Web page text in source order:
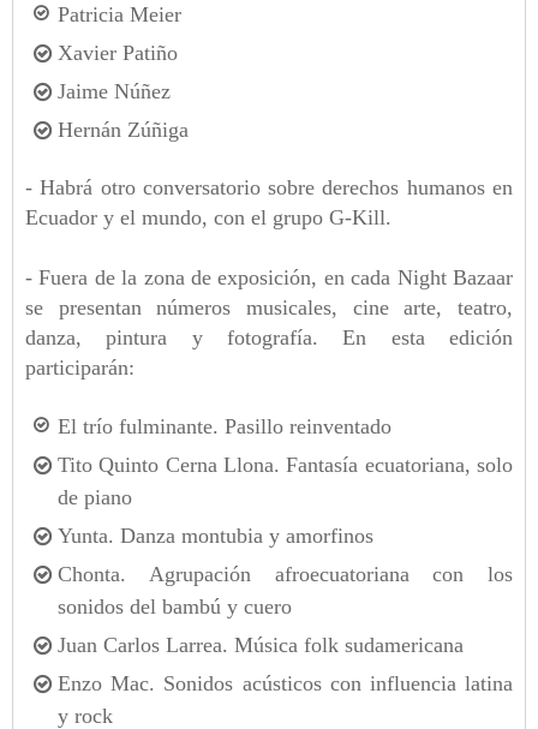
Patricia Meier
Xavier Patiño
Jaime Núñez
Hernán Zúñiga
- Habrá otro conversatorio sobre derechos humanos en
Ecuador y el mundo, con el grupo G-Kill.
- Fuera de la zona de exposición, en cada Night Bazaar
se presentan números musicales, cine arte, teatro,
danza, pintura y fotografía. En esta edición
participarán:
El trío fulminante. Pasillo reinventado
Tito Quinto Cerna Llona. Fantasía ecuatoriana, solo
de piano
Yunta. Danza montubia y amorfinos
Chonta. Agrupación afroecuatoriana con los
sonidos del bambú y cuero
Juan Carlos Larrea. Música folk sudamericana
Enzo Mac. Sonidos acústicos con influencia latina
y rock